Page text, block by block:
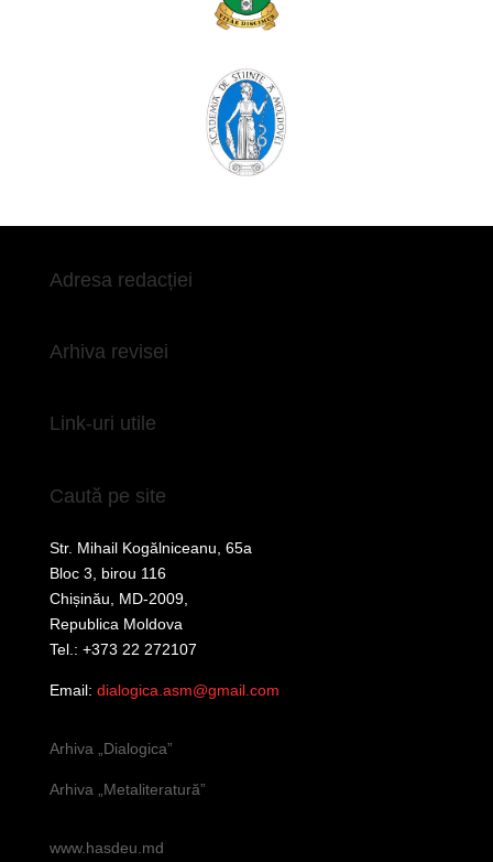
Adresa redacției
Arhiva revisei
Link-uri utile
Caută pe site
Str. Mihail Kogălniceanu, 65a
Bloc 3, birou 116
Chișinău, MD-2009,
Republica Moldova
Tel.: +373 22 272107
Email: dialogica.asm@gmail.com
Arhiva „Dialogica”
Arhiva „Metaliteratură”
www.hasdeu.md